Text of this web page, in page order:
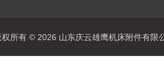
权所有 © 2026 山东庆云雄鹰机床附件有